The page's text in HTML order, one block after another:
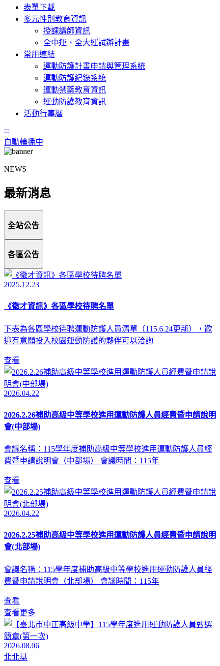
表單下載
多元性別教育資訊
授課講師資訊
全中運、全大運試辦計畫
常用連結
運動防護計畫申請與管理系統
運動防護紀錄系統
運動禁藥教育資訊
運動防護教育資訊
活動行事曆
:::
自動輪播中
NEWS
最新消息
全站公告
各區公告
2025.12.23
《徵才資訊》各區學校待聘名單
下表為各區學校待聘運動防護人員清單（115.6.24更新），歡
迎有意願投入校園運動防護的夥伴可以洽詢
查看
2026.04.22
2026.2.26補助高級中等學校進用運動防護人員經費暨申請說明
會(中部場)
會議名稱：115學年度補助高級中等學校進用運動防護人員經
費暨申請說明會（中部場） 會議時間：115年
查看
2026.04.22
2026.2.25補助高級中等學校進用運動防護人員經費暨申請說明
會(北部場)
會議名稱：115學年度補助高級中等學校進用運動防護人員經
費暨申請說明會（北部場） 會議時間：115年
查看
查看更多
2026.08.06
北北基